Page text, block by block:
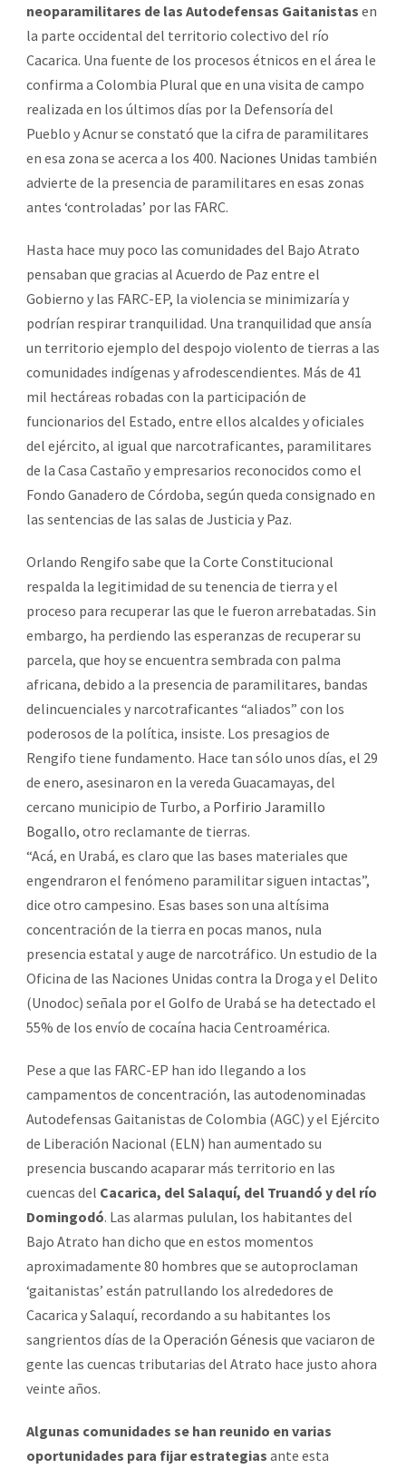
neoparamilitares de las Autodefensas Gaitanistas en
la parte occidental del territorio colectivo del río
Cacarica. Una fuente de los procesos étnicos en el área le
confirma a Colombia Plural que en una visita de campo
realizada en los últimos días por la Defensoría del
Pueblo y Acnur se constató que la cifra de paramilitares
en esa zona se acerca a los 400. Naciones Unidas también
advierte de la presencia de paramilitares en esas zonas
antes ‘controladas’ por las FARC.
Hasta hace muy poco las comunidades del Bajo Atrato
pensaban que gracias al Acuerdo de Paz entre el
Gobierno y las FARC-EP, la violencia se minimizaría y
podrían respirar tranquilidad. Una tranquilidad que ansía
un territorio ejemplo del despojo violento de tierras a las
comunidades indígenas y afrodescendientes. Más de 41
mil hectáreas robadas con la participación de
funcionarios del Estado, entre ellos alcaldes y oficiales
del ejército, al igual que narcotraficantes, paramilitares
de la Casa Castaño y empresarios reconocidos como el
Fondo Ganadero de Córdoba, según queda consignado en
las sentencias de las salas de Justicia y Paz.
Orlando Rengifo sabe que la Corte Constitucional
respalda la legitimidad de su tenencia de tierra y el
proceso para recuperar las que le fueron arrebatadas. Sin
embargo, ha perdiendo las esperanzas de recuperar su
parcela, que hoy se encuentra sembrada con palma
africana, debido a la presencia de paramilitares, bandas
delincuenciales y narcotraficantes “aliados” con los
poderosos de la política, insiste. Los presagios de
Rengifo tiene fundamento. Hace tan sólo unos días, el 29
de enero, asesinaron en la vereda Guacamayas, del
cercano municipio de Turbo, a Porfirio Jaramillo
Bogallo, otro reclamante de tierras.
“Acá, en Urabá, es claro que las bases materiales que
engendraron el fenómeno paramilitar siguen intactas”,
dice otro campesino. Esas bases son una altísima
concentración de la tierra en pocas manos, nula
presencia estatal y auge de narcotráfico. Un estudio de la
Oficina de las Naciones Unidas contra la Droga y el Delito
(Unodoc) señala por el Golfo de Urabá se ha detectado el
55% de los envío de cocaína hacia Centroamérica.
Pese a que las FARC-EP han ido llegando a los
campamentos de concentración, las autodenominadas
Autodefensas Gaitanistas de Colombia (AGC) y el Ejército
de Liberación Nacional (ELN) han aumentado su
presencia buscando acaparar más territorio en las
cuencas del Cacarica, del Salaquí, del Truandó y del río
Domingodó. Las alarmas pululan, los habitantes del
Bajo Atrato han dicho que en estos momentos
aproximadamente 80 hombres que se autoproclaman
‘gaitanistas’ están patrullando los alrededores de
Cacarica y Salaquí, recordando a su habitantes los
sangrientos días de la Operación Génesis que vaciaron de
gente las cuencas tributarias del Atrato hace justo ahora
veinte años.
Algunas comunidades se han reunido en varias
oportunidades para fijar estrategias ante esta